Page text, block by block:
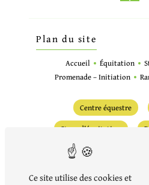
Plan du site
Accueil Équitation
Promenade – Initiation
Centre équestre
Stage d'équitation
Randonnée équestre
Écurie
Ce site utilise des cookies et